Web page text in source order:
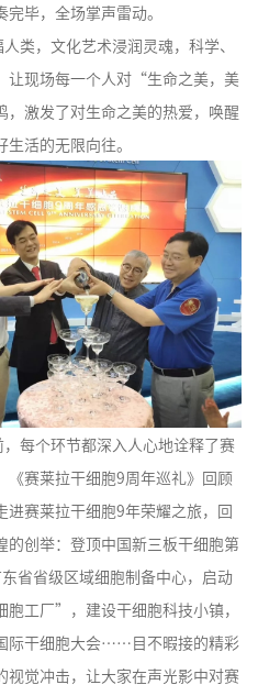
毕，全场掌声雷动。
，文化艺术浸润灵魂，科学、
让现场每一个人对“生命之美，美
激发了对生命之美的热爱，唤醒
活的无限向往。
每个环节都深入人心地诠释了赛
《赛莱拉干细胞9周年巡礼》回顾
进赛莱拉干细胞9年荣耀之旅，回
的创举：登顶中国新三板干细胞第
省省级区域细胞制备中心，启动
工厂”，建设干细胞科技小镇，
际干细胞大会……目不暇接的精彩
视觉冲击，让大家在声光影中对赛